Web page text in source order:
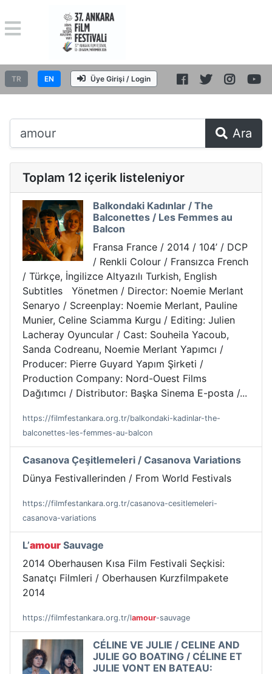
TR EN Üye Girişi / Login
Ara
Toplam 12 içerik listeleniyor
Balkondaki Kadınlar / The
Balconettes / Les Femmes au
Balcon
Fransa France / 2014 / 104’ / DCP
/ Renkli Colour / Fransızca French
/ Türkçe, İngilizce Altyazılı Turkish, English
Subtitles Yönetmen / Director: Noemie Merlant
Senaryo / Screenplay: Noemie Merlant, Pauline
Munier, Celine Sciamma Kurgu / Editing: Julien
Lacheray Oyuncular / Cast: Souheila Yacoub,
Sanda Codreanu, Noemie Merlant Yapımcı /
Producer: Pierre Guyard Yapım Şirketi /
Production Company: Nord-Ouest Films
Dağıtımcı / Distributor: Başka Sinema E-posta /...
https://filmfestankara.org.tr/balkondaki-kadinlar-the-
balconettes-les-femmes-au-balcon
Casanova Çeşitlemeleri / Casanova Variations
Dünya Festivallerinden / From World Festivals
https://filmfestankara.org.tr/casanova-cesitlemeleri-
casanova-variations
L’amour Sauvage
2014 Oberhausen Kısa Film Festivali Seçkisi:
Sanatçı Filmleri / Oberhausen Kurzfilmpakete
2014
https://filmfestankara.org.tr/lamour-sauvage
CÉLINE VE JULIE / CELINE AND
JULIE GO BOATING / CÉLINE ET
JULIE VONT EN BATEAU: